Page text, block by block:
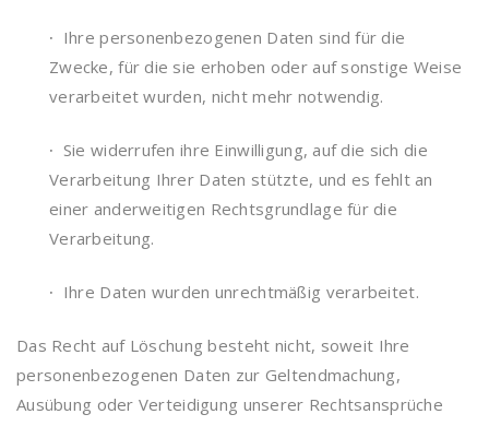
· Ihre personenbezogenen Daten sind für die
Zwecke, für die sie erhoben oder auf sonstige Weise
verarbeitet wurden, nicht mehr notwendig.
· Sie widerrufen ihre Einwilligung, auf die sich die
Verarbeitung Ihrer Daten stützte, und es fehlt an
einer anderweitigen Rechtsgrundlage für die
Verarbeitung.
· Ihre Daten wurden unrechtmäßig verarbeitet.
Das Recht auf Löschung besteht nicht, soweit Ihre
personenbezogenen Daten zur Geltendmachung,
Ausübung oder Verteidigung unserer Rechtsansprüche